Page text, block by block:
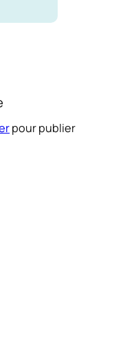
pour publier